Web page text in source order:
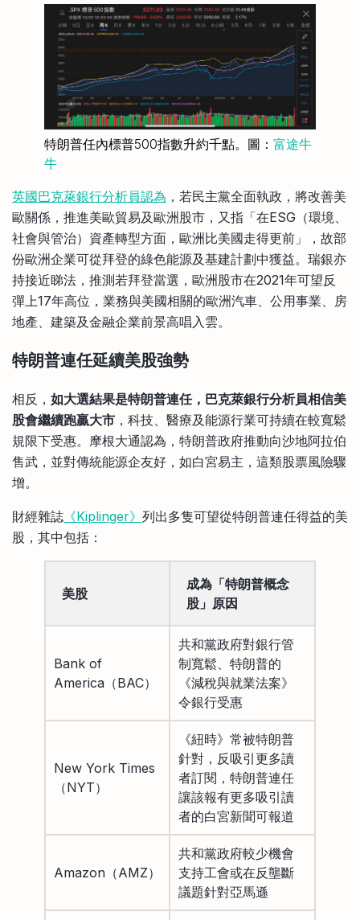
特朗普任內標普500指數升約千點。圖： 富途牛
牛
英國巴克萊銀行分析員認為 ，若民主黨全面執政，將改善美
歐關係，推進美歐貿易及歐洲股市，又指「在ESG（環境、
社會與管治）資產轉型方面，歐洲比美國走得更前」，故部
份歐洲企業可從拜登的綠色能源及基建計劃中獲益。瑞銀亦
持接近睇法，推測若拜登當選，歐洲股市在2021年可望反
彈上17年高位，業務與美國相關的歐洲汽車、公用事業、房
地產、建築及金融企業前景高唱入雲。
特朗普連任延續美股強勢
相反， 如大選結果是特朗普連任，巴克萊銀行分析員相信美
股會繼續跑贏大市 ，科技、醫療及能源行業可持續在較寬鬆
規限下受惠。摩根大通認為，特朗普政府推動向沙地阿拉伯
售武，並對傳統能源企友好，如白宮易主，這類股票風險驟
增。
財經雜誌 《Kiplinger》 列出多隻可望從特朗普連任得益的美
股，其中包括：
美股
成為「特朗普概念
股」原因
Bank of
America（BAC）
共和黨政府對銀行管
制寬鬆、特朗普的
《減稅與就業法案》
令銀行受惠
New York Times
（NYT）
《紐時》常被特朗普
針對，反吸引更多讀
者訂閱，特朗普連任
讓該報有更多吸引讀
者的白宮新聞可報道
Amazon（AMZ）
共和黨政府較少機會
支持工會或在反壟斷
議題針對亞馬遜